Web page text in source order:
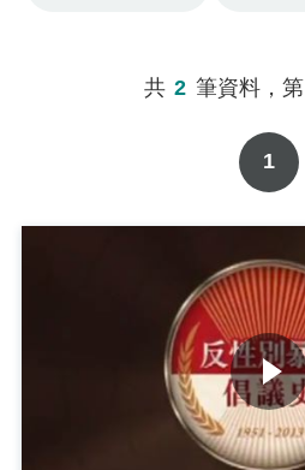
共 2 筆資料，第
1